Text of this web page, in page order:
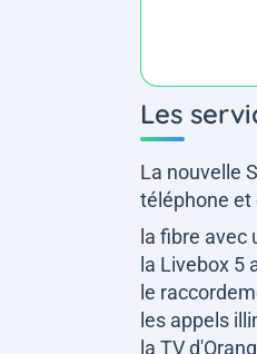
Les
La nouvelle
téléphone et
la fibre avec
la Livebox 5
le
les appels
la TV